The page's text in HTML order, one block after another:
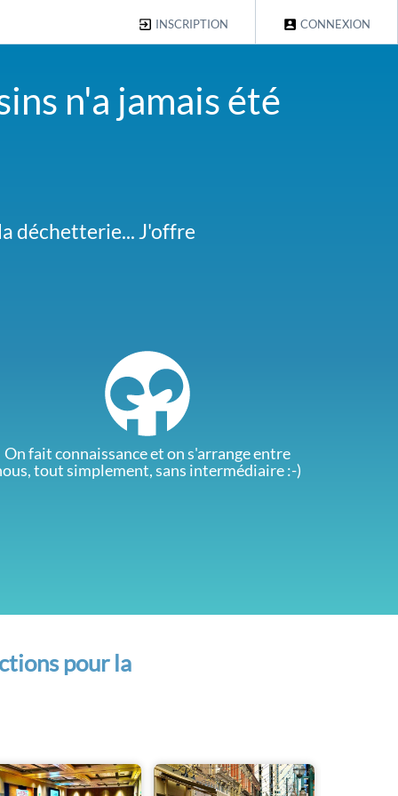
CONNEXION
INSCRIPTION
n'a jamais été
déchetterie... J'offre
Embruns. Faites-
On fait connaissance et on s'arrange entre
tout simplement, sans intermédiaire :-)
pour la